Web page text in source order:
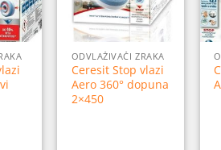
ODVLAŽIVAČI ZRAKA
Ceresit Stop vlazi
Aero 360° dopuna
2×450